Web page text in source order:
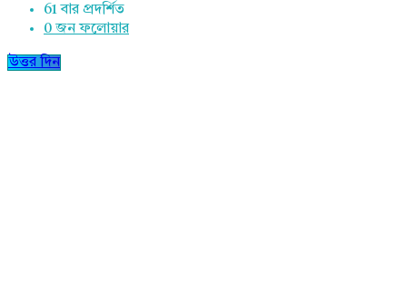
61বার প্রদর্শিত
0 জন ফলোয়ার
উত্তর দিন